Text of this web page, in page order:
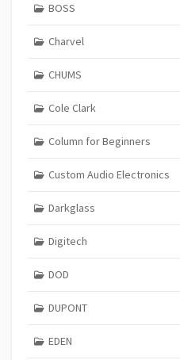
BOSS
Charvel
CHUMS
Cole Clark
Column for Beginners
Custom Audio Electronics
Darkglass
Digitech
DOD
DUPONT
EDEN